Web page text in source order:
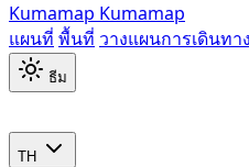
Kumamap Kumamap
แผนที่ พื้นที่ วางแผนการเดินทาง
ธีม
TH